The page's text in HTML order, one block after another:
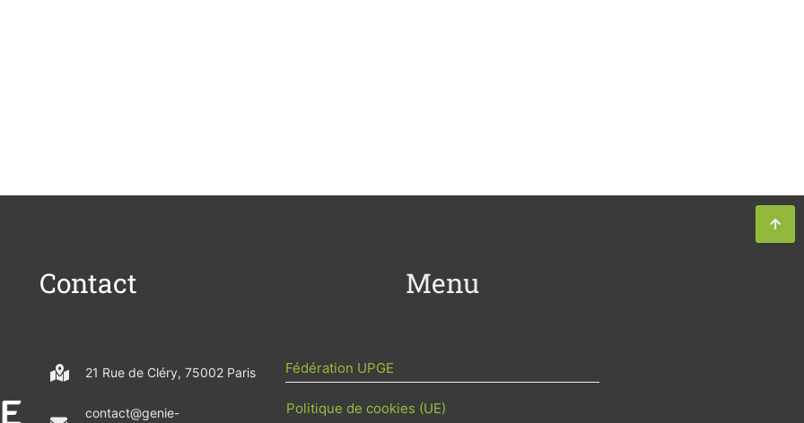
Contact
21 Rue de Cléry, 75002 Paris
contact@genie-
Menu
Fédération UPGE
Politique de cookies (UE)